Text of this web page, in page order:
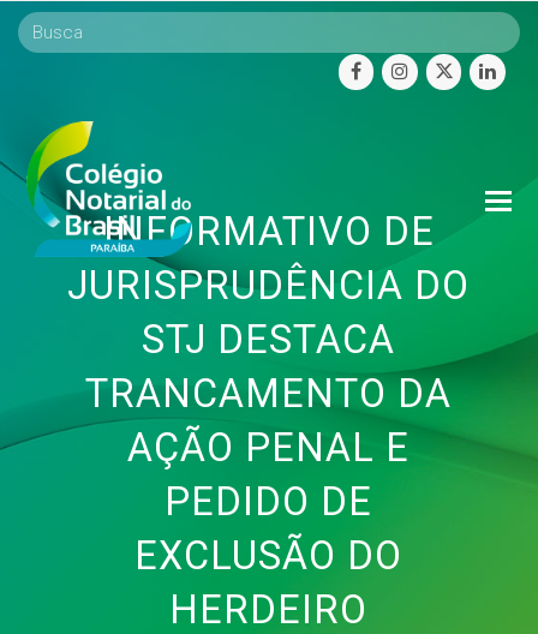
facebookinstagram
twitter
INFORMATIVO DE
JURISPRUDÊNCIA DO
STJ DESTACA
TRANCAMENTO DA
AÇÃO PENAL E
PEDIDO DE
EXCLUSÃO DO
HERDEIRO